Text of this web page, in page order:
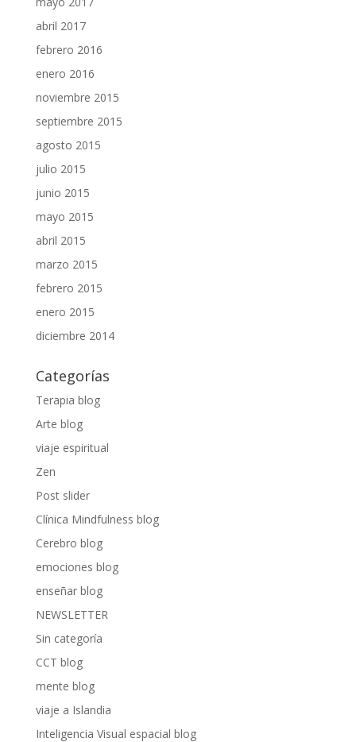
abril 2017
febrero 2016
enero 2016
noviembre 2015
septiembre 2015
agosto 2015
julio 2015
junio 2015
mayo 2015
abril 2015
marzo 2015
febrero 2015
enero 2015
diciembre 2014
Categorías
Terapia blog
Arte blog
viaje espiritual
Zen
Post slider
Clínica Mindfulness blog
Cerebro blog
emociones blog
enseñar blog
NEWSLETTER
Sin categoría
CCT blog
mente blog
viaje a Islandia
Inteligencia Visual espacial blog